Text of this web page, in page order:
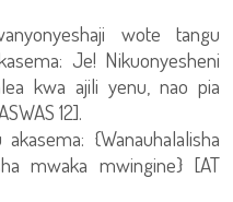
wote tangu
Je! Nikuonyesheni
kwa ajili yenu, nao pia
12].
{Wanauhalalisha
mwaka mwingine} [AT